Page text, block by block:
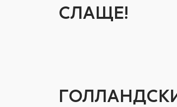
СЛАЩЕ!